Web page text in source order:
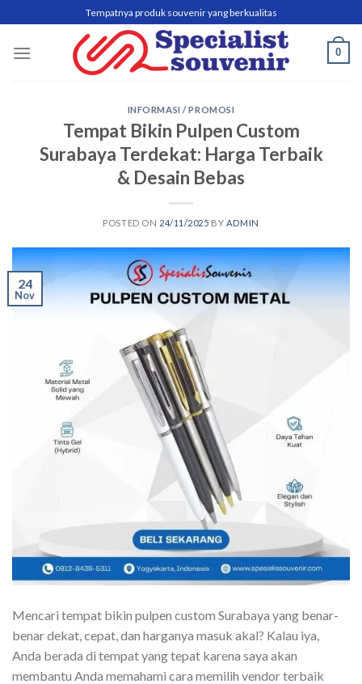
to
content
Tempatnya produk souvenir yang berkualitas
0
INFORMASI / PROMOSI
Tempat Bikin Pulpen Custom
Surabaya Terdekat: Harga Terbaik
& Desain Bebas
POSTED ON 24/11/2025 BY ADMIN
24
Nov
Mencari tempat bikin pulpen custom Surabaya yang benar-
benar dekat, cepat, dan harganya masuk akal? Kalau iya,
Anda berada di tempat yang tepat karena saya akan
membantu Anda memahami cara memilih vendor terbaik